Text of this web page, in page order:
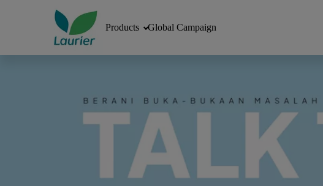
Products Global Campaign